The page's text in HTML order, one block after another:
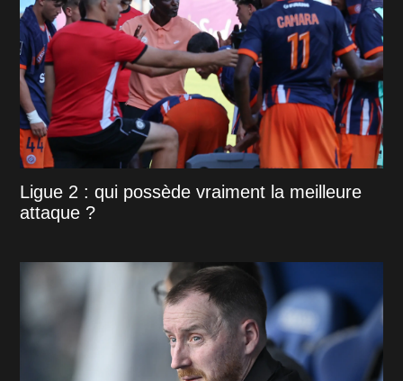
Ligue 2 : qui possède vraiment la meilleure
attaque ?